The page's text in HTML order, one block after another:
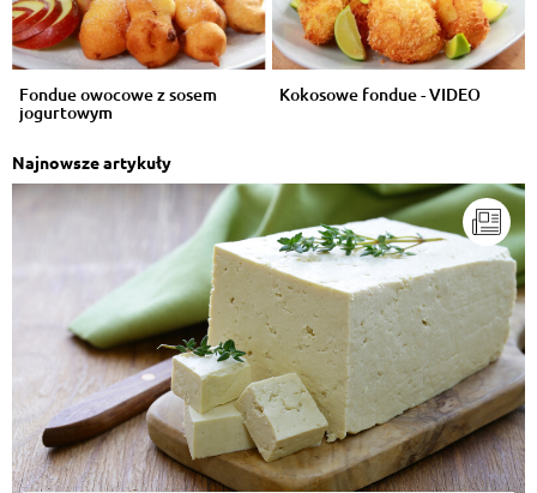
Fondue owocowe z sosem
jogurtowym
Kokosowe fondue - VIDEO
Najnowsze artykuły